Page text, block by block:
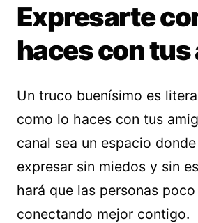
Expresarte
haces con tus
Un truco buenísimo es
como lo haces con tus
canal sea un espacio
expresar sin miedos y sin
hará que las personas
conectando mejor contigo.